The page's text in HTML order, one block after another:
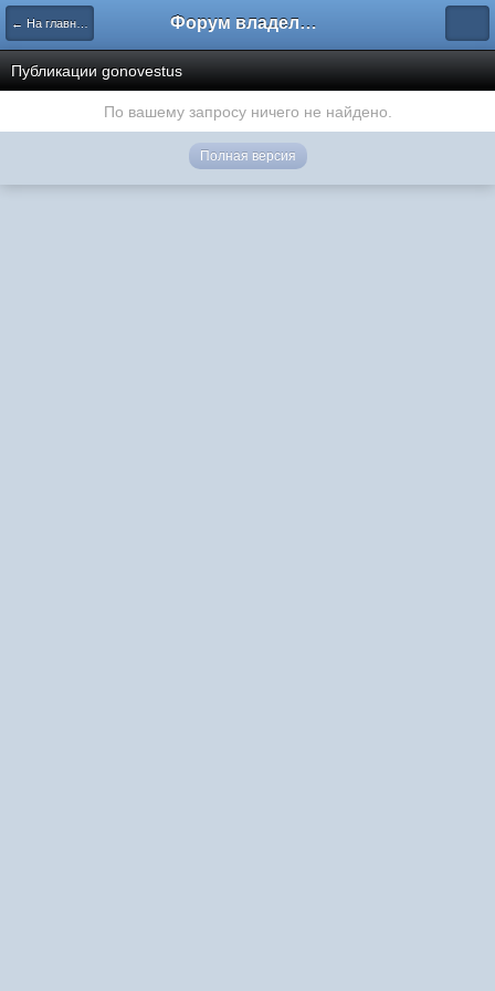
← На главную Форум владельцев интернет-магазинов
Публикации gonovestus
По вашему запросу ничего не найдено.
Полная версия